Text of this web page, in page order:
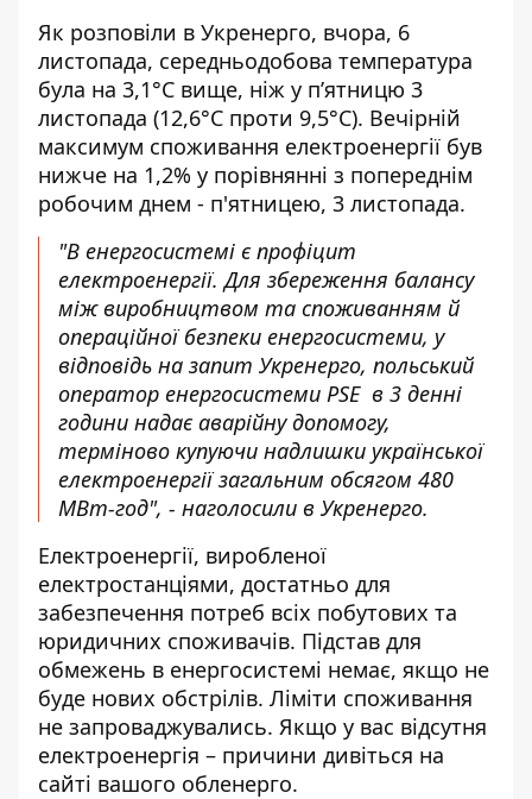
Як розповіли в Укренерго, вчора, 6
листопада, середньодобова температура
була на 3,1°C вище, ніж у п’ятницю 3
листопада (12,6°C проти 9,5°C). Вечірній
максимум споживання електроенергії був
нижче на 1,2% у порівнянні з попереднім
робочим днем - п'ятницею, 3 листопада.
"В енергосистемі є профіцит
електроенергії. Для збереження балансу
між виробництвом та споживанням й
операційної безпеки енергосистеми, у
відповідь на запит Укренерго, польський
оператор енергосистеми PSE в 3 денні
години надає аварійну допомогу,
терміново купуючи надлишки української
електроенергії загальним обсягом 480
МВт-год", - наголосили в Укренерго.
Електроенергії, виробленої
електростанціями, достатньо для
забезпечення потреб всіх побутових та
юридичних споживачів. Підстав для
обмежень в енергосистемі немає, якщо не
буде нових обстрілів. Ліміти споживання
не запроваджувались. Якщо у вас відсутня
електроенергія – причини дивіться на
сайті вашого обленерго.